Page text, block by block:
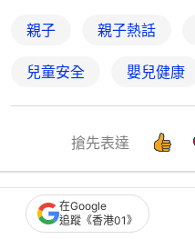
親子 親子熱話
兒童安全 嬰兒健康
搶先表達
生活 親子
在Google
追蹤《香港01》